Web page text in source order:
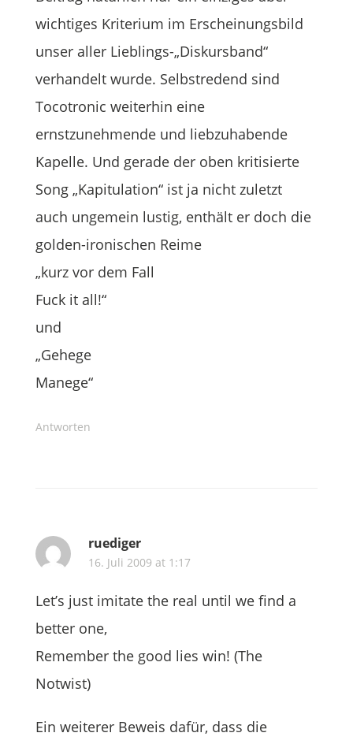
wichtiges Kriterium im Erscheinungsbild
unser aller Lieblings-„Diskursband“
verhandelt wurde. Selbstredend sind
Tocotronic weiterhin eine
ernstzunehmende und liebzuhabende
Kapelle. Und gerade der oben kritisierte
Song „Kapitulation“ ist ja nicht zuletzt
auch ungemein lustig, enthält er doch die
golden-ironischen Reime
„kurz vor dem Fall
Fuck it all!“
und
„Gehege
Manege“
Antworten
ruediger
16. Juli 2009 at 1:17
Let’s just imitate the real until we find a
better one,
Remember the good lies win! (The
Notwist)
Ein weiterer Beweis dafür, dass die